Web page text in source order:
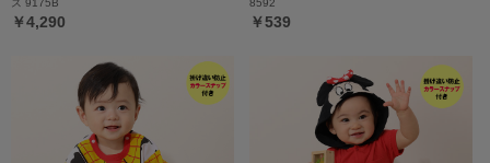
￥4,290 ￥539